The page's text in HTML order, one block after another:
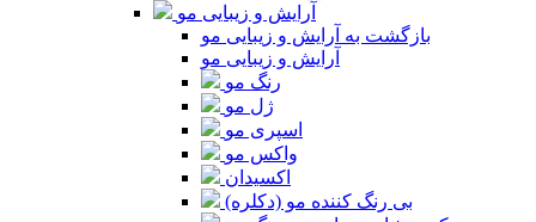
آرایش و زیبایی مو
بازگشت به آرایش و زیبایی مو
آرایش و زیبایی مو
رنگ مو
ژل مو
اسپری مو
واکس مو
اکسیدان
بی رنگ کننده مو (دکلره)